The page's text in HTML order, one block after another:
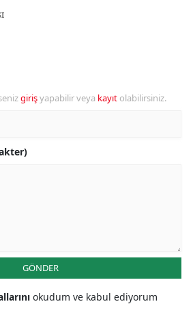
girişyapabilir veya kayıt olabilirsiniz.
GÖNDER
okudum ve kabul ediyorum